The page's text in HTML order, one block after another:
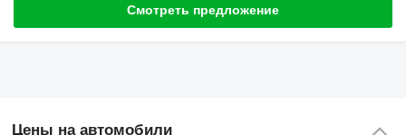
Смотреть предложение
Цены на автомобили